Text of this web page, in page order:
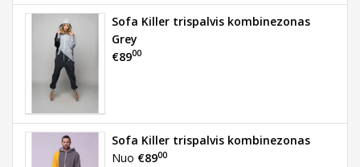
Sofa Killer trispalvis kombinezonas
Grey
€8900
Sofa Killer trispalvis kombinezonas
Nuo €8900